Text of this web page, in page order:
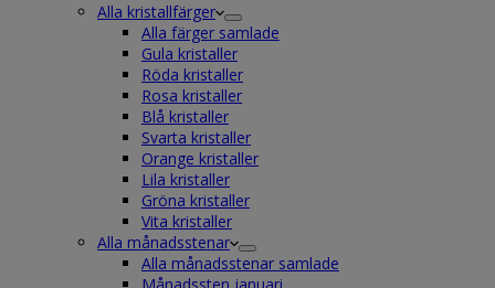
Alla kristallfärger
Alla färger samlade
Gula kristaller
Röda kristaller
Rosa kristaller
Blå kristaller
Svarta kristaller
Orange kristaller
Lila kristaller
Gröna kristaller
Vita kristaller
Alla månadsstenar
Alla månadsstenar samlade